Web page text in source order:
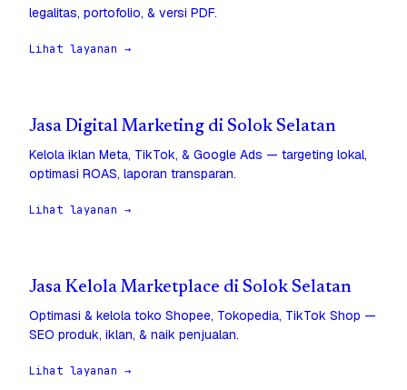
legalitas, portofolio, & versi PDF.
Lihat layanan →
Jasa Digital Marketing di Solok Selatan
Kelola iklan Meta, TikTok, & Google Ads — targeting lokal,
optimasi ROAS, laporan transparan.
Lihat layanan →
Jasa Kelola Marketplace di Solok Selatan
Optimasi & kelola toko Shopee, Tokopedia, TikTok Shop —
SEO produk, iklan, & naik penjualan.
Lihat layanan →